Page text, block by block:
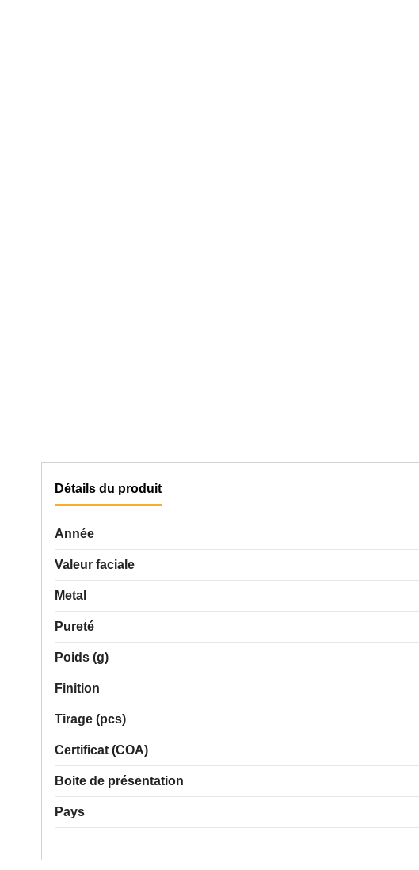
Détails du produit
Année
Valeur faciale
Metal
Pureté
Poids (g)
Finition
Tirage (pcs)
Certificat (COA)
Boite de présentation
Pays